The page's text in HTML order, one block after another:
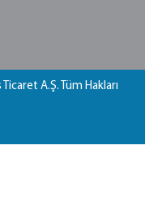
A.Ş. Tüm Hakları